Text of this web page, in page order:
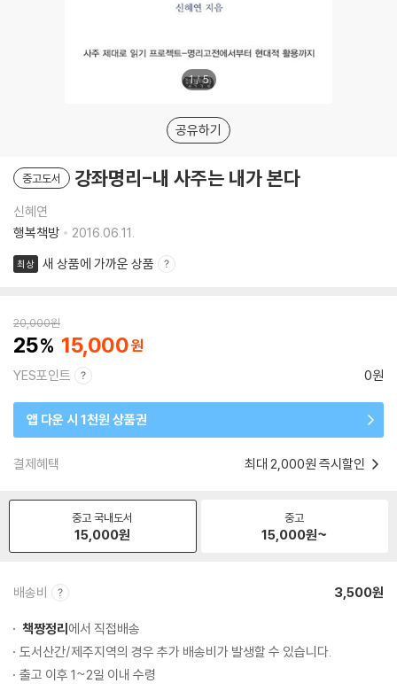
1/5
공유하기
중고도서 강좌명리-내 사주는 내가 본다
신혜연
행복책방
2016.06.11.
최상 새 상품에 가까운 상품
20,000원
25 15,000
YES포인트 0원
앱 다운 시 1천원 상품권
결제혜택 최대 2,000원 즉시할인
중고 국내도서
15,000원
중고
15,000원~
배송비 3,500원
책짱정리에서 직접배송
도서산간/제주지역의 경우 추가 배송비가 발생할 수 있습니다.
출고 이후 1~2일 이내 수령